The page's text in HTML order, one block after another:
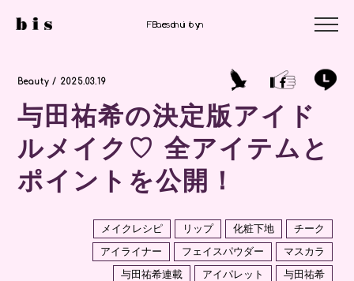
Beauty
Beauty / 2025.03.19
与田祐希の決定版アイド
ルメイク♡ 全アイテムと
ポイントを公開！
メイクレシピ リップ 化粧下地
チーク
アイライナー
フェイスパウダー
マスカラ
与田祐希連載
アイパレット
与田祐希
Fashion
Beauty